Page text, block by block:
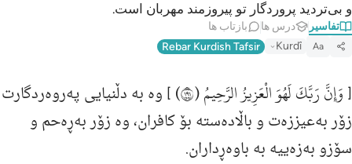
و بی‌تردید پروردگار تو پیروزمند مهربان است.
تفاسیر درس ها بازتاب ها
Aa
Kurdî
Rebar Kurdish Tafsir
[ وَإِنَّ رَبَّكَ لَهُوَ الْعَزِيزُ الرَّحِيمُ (١٩١)
] وه‌ به‌ دڵنیایى په‌روه‌ردگارت
زۆر به‌عیززه‌ت و باڵاده‌سته‌ بۆ كافران، وه‌ زۆر به‌ڕه‌حم و
سۆزو به‌زه‌ییه‌ به‌ باوه‌ڕداران.